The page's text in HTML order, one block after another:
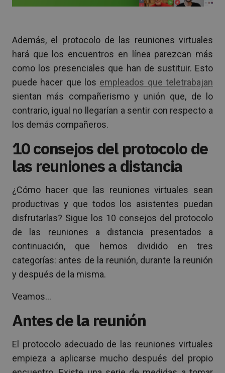
Además, el protocolo de las reuniones virtuales
hará que los encuentros en línea parezcan más
como los presenciales que han de sustituir. Esto
puede hacer que los empleados que teletrabajan
sientan más compañerismo y unión que, de lo
contrario, igual no llegarían a sentir con respecto a
los demás compañeros.
10 consejos del protocolo de
las reuniones a distancia
¿Cómo hacer que las reuniones virtuales sean
productivas y que todos los asistentes puedan
disfrutarlas? Sigue los 10 consejos del protocolo
de las reuniones a distancia presentados a
continuación, que hemos dividido en tres
categorías: antes de la reunión, durante la reunión
y después de la misma.
Veamos…
Antes de la reunión
El protocolo adecuado de las reuniones virtuales
empieza a aplicarse mucho después del propio